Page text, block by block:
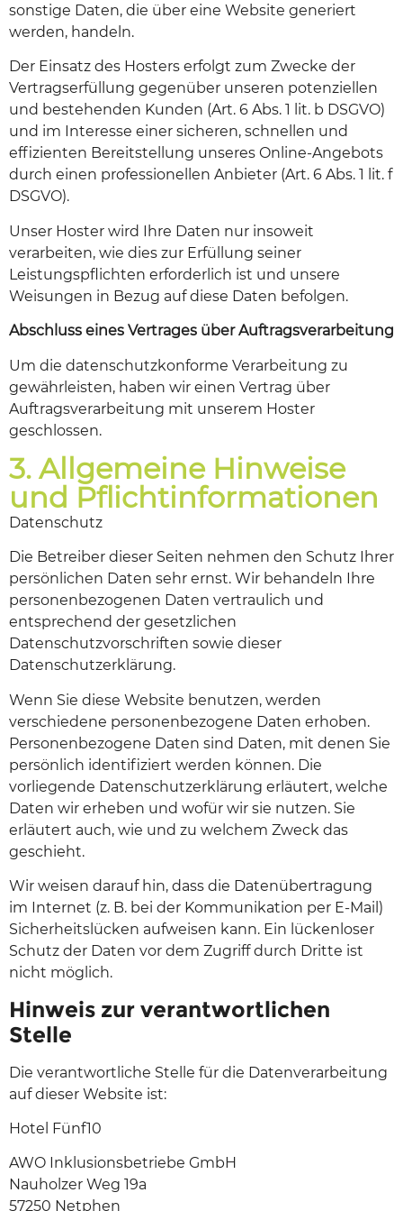
sonstige Daten, die über eine Website generiert
werden, handeln.
Der Einsatz des Hosters erfolgt zum Zwecke der
Vertragserfüllung gegenüber unseren potenziellen
und bestehenden Kunden (Art. 6 Abs. 1 lit. b DSGVO)
und im Interesse einer sicheren, schnellen und
effizienten Bereitstellung unseres Online-Angebots
durch einen professionellen Anbieter (Art. 6 Abs. 1 lit. f
DSGVO).
Unser Hoster wird Ihre Daten nur insoweit
verarbeiten, wie dies zur Erfüllung seiner
Leistungspflichten erforderlich ist und unsere
Weisungen in Bezug auf diese Daten befolgen.
Abschluss eines Vertrages über Auftragsverarbeitung
Um die datenschutzkonforme Verarbeitung zu
gewährleisten, haben wir einen Vertrag über
Auftragsverarbeitung mit unserem Hoster
geschlossen.
3. Allgemeine Hinweise
und Pflichtinformationen
Datenschutz
Die Betreiber dieser Seiten nehmen den Schutz Ihrer
persönlichen Daten sehr ernst. Wir behandeln Ihre
personenbezogenen Daten vertraulich und
entsprechend der gesetzlichen
Datenschutzvorschriften sowie dieser
Datenschutzerklärung.
Wenn Sie diese Website benutzen, werden
verschiedene personenbezogene Daten erhoben.
Personenbezogene Daten sind Daten, mit denen Sie
persönlich identifiziert werden können. Die
vorliegende Datenschutzerklärung erläutert, welche
Daten wir erheben und wofür wir sie nutzen. Sie
erläutert auch, wie und zu welchem Zweck das
geschieht.
Wir weisen darauf hin, dass die Datenübertragung
im Internet (z. B. bei der Kommunikation per E-Mail)
Sicherheitslücken aufweisen kann. Ein lückenloser
Schutz der Daten vor dem Zugriff durch Dritte ist
nicht möglich.
Hinweis zur verantwortlichen
Stelle
Die verantwortliche Stelle für die Datenverarbeitung
auf dieser Website ist:
Hotel Fünf10
AWO Inklusionsbetriebe GmbH
Nauholzer Weg 19a
57250 Netphen